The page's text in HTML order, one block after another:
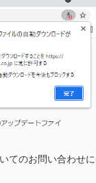
てのお問い合わせ